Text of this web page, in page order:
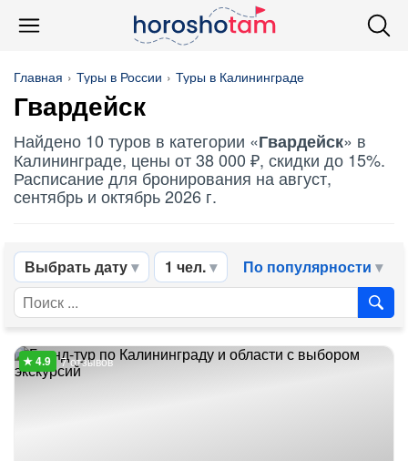
Главная Туры в России Туры в Калининграде
Гвардейск
Найдено 10 туров в категории «Гвардейск» в
Калининграде, цены от 38 000 ₽, скидки до 15%.
Расписание для бронирования на август,
сентябрь и октябрь 2026 г.
Выбрать дату 1 чел. По популярности
7 отзывов